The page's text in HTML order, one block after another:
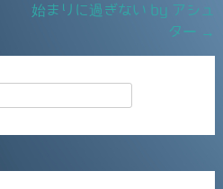
始まりに過ぎない by アシュ
ター →